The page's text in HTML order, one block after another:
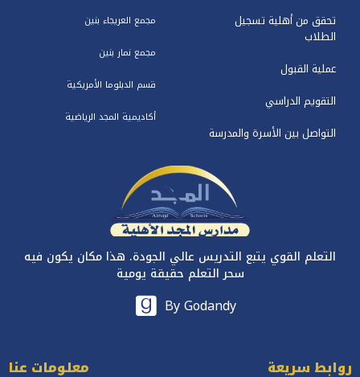
تحقق من أهلية تسجيل
الطلاب
عملية القبول
التقويم الدراسي
التواصل بين الأسرة والمدرسة
مجمع العريجاء بنين
مجمع نمار بنين
قسم الدبلوما الأمريكية
أكاديمية المجد الرياضية
التعلم القوي يتبع التدريس عالي الجودة. هذا مكان يكون فيه
سحر التعلم حقيقة يومية
By Godandy
روابط سريعة معلومات عنا